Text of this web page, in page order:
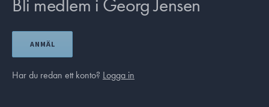
Bli medlem i Georg Jensen
ANMÄL
Har du redan ett konto? Logga in